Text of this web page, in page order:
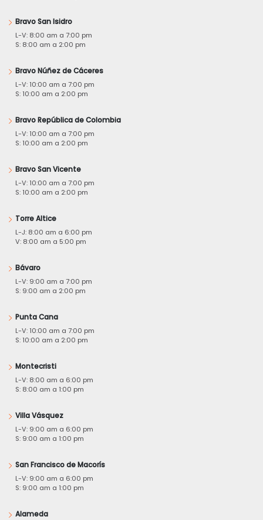
Bravo San Isidro
L-V: 8:00 am a 7:00 pm
S: 8:00 am a 2:00 pm
Bravo Núñez de Cáceres
L-V: 10:00 am a 7:00 pm
S: 10:00 am a 2:00 pm
Bravo República de Colombia
L-V: 10:00 am a 7:00 pm
S: 10:00 am a 2:00 pm
Bravo San Vicente
L-V: 10:00 am a 7:00 pm
S: 10:00 am a 2:00 pm
Torre Altice
L-J: 8:00 am a 6:00 pm
V: 8:00 am a 5:00 pm
Bávaro
L-V: 9:00 am a 7:00 pm
S: 9:00 am a 2:00 pm
Punta Cana
L-V: 10:00 am a 7:00 pm
S: 10:00 am a 2:00 pm
Montecristi
L-V: 8:00 am a 6:00 pm
S: 8:00 am a 1:00 pm
Villa Vásquez
L-V: 9:00 am a 6:00 pm
S: 9:00 am a 1:00 pm
San Francisco de Macorís
L-V: 9:00 am a 6:00 pm
S: 9:00 am a 1:00 pm
Alameda